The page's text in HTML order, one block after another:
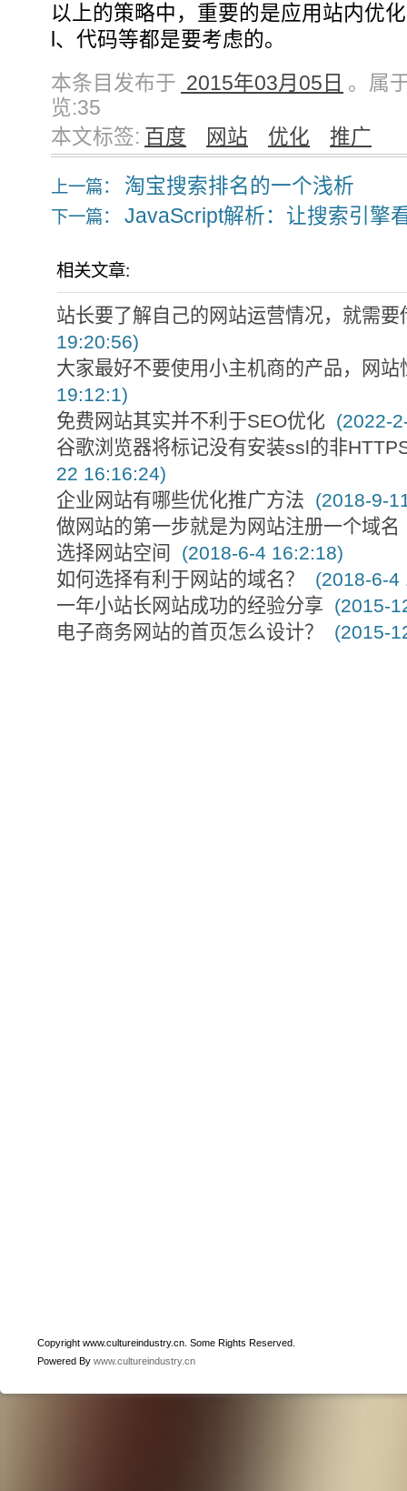
以上的策略中，重要的是应用站内优
l、代码等都是要考虑的。
本条目发布于 2015年03月05日 。属
览:35
本文标签: 百度 网站 优化 推广
上一篇： 淘宝搜索排名的一个浅析
下一篇： JavaScript解析：让搜索引擎
相关文章:
站长要了解自己的网站运营情况，就需要
19:20:56)
大家最好不要使用小主机商的产品，网站
19:12:1)
免费网站其实并不利于SEO优化 (2022-
谷歌浏览器将标记没有安装ssl的非
22 16:16:24)
企业网站有哪些优化推广方法 (2018-9-
做网站的第一步就是为网站注册一个域名
选择网站空间
(2018-6-4 16:2:18)
如何选择有利于网站的域名？
(2018-6-4
一年小站长网站成功的经验分享 (2015-
电子商务网站的首页怎么设计？
(2015-
Copyright www.cultureindustry.cn. Some Rights Reserved.
Powered By www.cultureindustry.cn